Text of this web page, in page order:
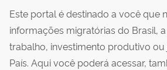
Este portal é destinado a você que
informações migratórias do Brasil,
trabalho, investimento produtivo ou
País. Aqui você poderá acessar,